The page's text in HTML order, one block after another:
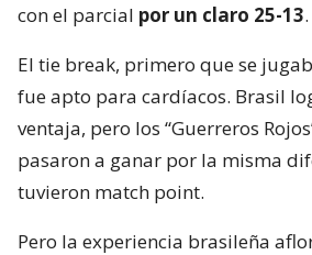
con el parcial por un claro 25-13.
El tie break, primero que se
fue apto para cardíacos. Brasil
ventaja, pero los “Guerreros
pasaron a ganar por la misma
tuvieron match point.
Pero la experiencia brasileña